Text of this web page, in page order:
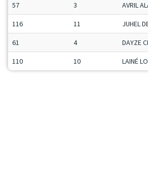
57 3 AVRIL
116 11 JUHEL
61 4 DAYZE
110 10 LAINÉ